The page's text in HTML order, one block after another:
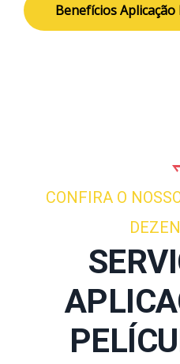
Benefícios
CONFIRA O